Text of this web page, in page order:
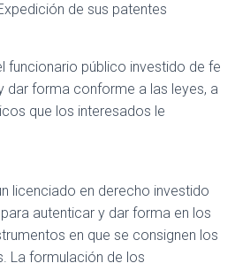
de sus patentes
funcionario público investido de fe
dar forma conforme a las leyes, a
que los interesados le
licenciado en derecho investido
autenticar y dar forma en los
en que se consignen los
La formulación de los